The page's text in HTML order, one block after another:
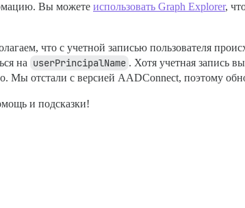
Вы можете использовать Graph Explorer,
что с учетной записью пользователя
на userPrincipalName . Хотя учетная запись
Мы отстали с версией AADConnect, поэтому
и подсказки!